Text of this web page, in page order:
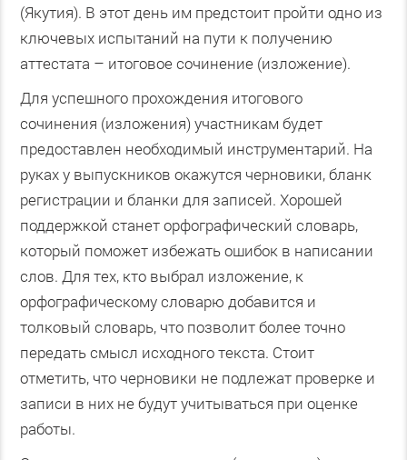
(Якутия). В этот день им предстоит пройти одно из
ключевых испытаний на пути к получению
аттестата – итоговое сочинение (изложение).
Для успешного прохождения итогового
сочинения (изложения) участникам будет
предоставлен необходимый инструментарий. На
руках у выпускников окажутся черновики, бланк
регистрации и бланки для записей. Хорошей
поддержкой станет орфографический словарь,
который поможет избежать ошибок в написании
слов. Для тех, кто выбрал изложение, к
орфографическому словарю добавится и
толковый словарь, что позволит более точно
передать смысл исходного текста. Стоит
отметить, что черновики не подлежат проверке и
записи в них не будут учитываться при оценке
работы.